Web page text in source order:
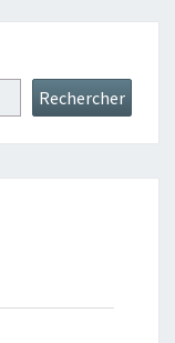
Rechercher